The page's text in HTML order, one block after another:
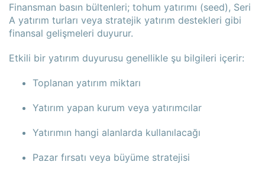
Finansman basın bültenleri; tohum yatırımı (seed), Seri
A yatırım turları veya stratejik yatırım destekleri gibi
finansal gelişmeleri duyurur.
Etkili bir yatırım duyurusu genellikle şu bilgileri içerir:
Toplanan yatırım miktarı
Yatırım yapan kurum veya yatırımcılar
Yatırımın hangi alanlarda kullanılacağı
Pazar fırsatı veya büyüme stratejisi